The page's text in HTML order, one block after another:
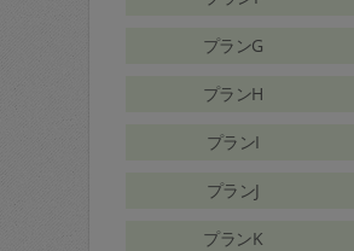
プランG
プランH
プランI
プランJ
プランK